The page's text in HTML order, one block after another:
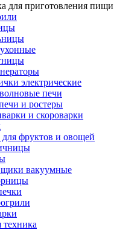
для приготовления пищи
электрические
печи
и ростеры
и скороварки
фруктов и овощей
вакуумные
техника